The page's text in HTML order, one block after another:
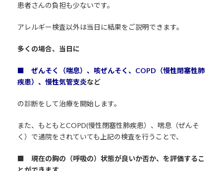
患者さんの負担も少ないです。
アレルギー検査以外は当日に結果をご説明できます。
多くの場合、当日に
■ ぜんそく（喘息）、咳ぜんそく、COPD（慢性閉塞性肺
疾患）、慢性気管支炎など
の診断をして治療を開始します。
また、もともとCOPD(慢性閉塞性肺疾患）、喘息（ぜんそ
く）で通院をされていても上記の検査を行うことで、
■ 現在の胸の（呼吸の）状態が良いか否か、を評価するこ